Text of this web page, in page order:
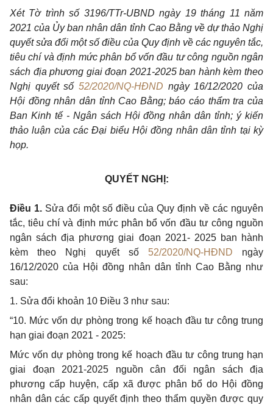
Xét Tờ trình số 3196/TTr-UBND ngày 19 tháng 11 năm
2021 của Ủy ban nhân dân tỉnh Cao Bằng về dự thảo Nghị
quyết sửa đổi một số điều của Quy định về các nguyên tắc,
tiêu chí và định mức phân bổ vốn đầu tư công nguồn ngân
sách địa phương giai đoạn 2021-2025 ban hành kèm theo
Nghị quyết số 52/2020/NQ-HĐND ngày 16/12/2020 của
Hội đồng nhân dân tỉnh Cao Bằng; báo cáo thẩm tra của
Ban Kinh tế - Ngân sách Hội đồng nhân dân tỉnh; ý kiến
thảo luận của các Đại biểu Hội đồng nhân dân tỉnh tại kỳ
họp.
QUYẾT NGHỊ:
Điều 1. Sửa đổi một số điều của Quy định về các nguyên
tắc, tiêu chí và định mức phân bổ vốn đầu tư công nguồn
ngân sách địa phương giai đoạn 2021- 2025 ban hành
kèm theo Nghị quyết số 52/2020/NQ-HĐND ngày
16/12/2020 của Hội đồng nhân dân tỉnh Cao Bằng như
sau:
1. Sửa đổi khoản 10 Điều 3 như sau:
“10. Mức vốn dự phòng trong kế hoạch đầu tư công trung
hạn giai đoạn 2021 - 2025:
Mức vốn dự phòng trong kế hoạch đầu tư công trung hạn
giai đoạn 2021-2025 nguồn cân đối ngân sách địa
phương cấp huyện, cấp xã được phân bổ do Hội đồng
nhân dân các cấp quyết định theo thẩm quyền được quy